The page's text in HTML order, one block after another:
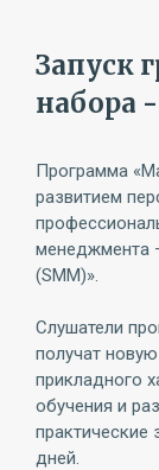
Запуск
набора -
Программа
развитием
менеджмента
(SММ)».
Слушатели
получат
прикладного
обучения и
практические
дней.